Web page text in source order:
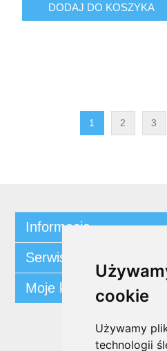
cookie
Używamy
technologii
DODAJ DO KOSZYKA
1 2 3
Informacja
Serwis klienta
Moje konto
Śledź